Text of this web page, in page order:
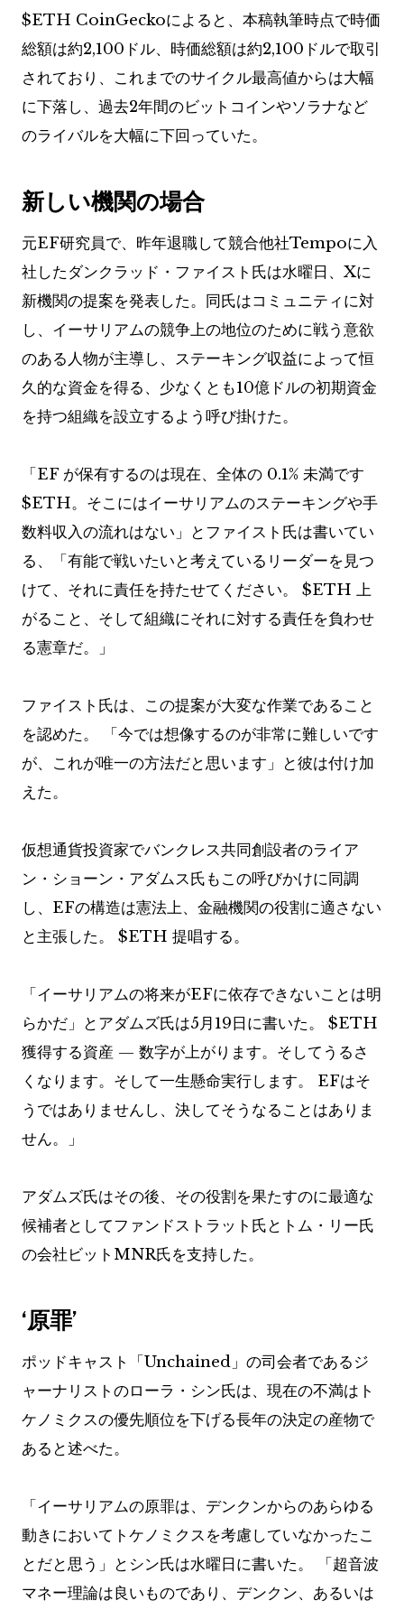
$ETH CoinGeckoによると、本稿執筆時点で時価
総額は約2,100ドル、時価総額は約2,100ドルで取引
されており、これまでのサイクル最高値からは大幅
に下落し、過去2年間のビットコインやソラナなど
のライバルを大幅に下回っていた。
新しい機関の場合
元EF研究員で、昨年退職して競合他社Tempoに入
社したダンクラッド・ファイスト氏は水曜日、Xに
新機関の提案を発表した。同氏はコミュニティに対
し、イーサリアムの競争上の地位のために戦う意欲
のある人物が主導し、ステーキング収益によって恒
久的な資金を得る、少なくとも10億ドルの初期資金
を持つ組織を設立するよう呼び掛けた。
「EF が保有するのは現在、全体の 0.1% 未満です
$ETH。そこにはイーサリアムのステーキングや手
数料収入の流れはない」とファイスト氏は書いてい
る、「有能で戦いたいと考えているリーダーを見つ
けて、それに責任を持たせてください。 $ETH 上
がること、そして組織にそれに対する責任を負わせ
る憲章だ。」
ファイスト氏は、この提案が大変な作業であること
を認めた。 「今では想像するのが非常に難しいです
が、これが唯一の方法だと思います」と彼は付け加
えた。
仮想通貨投資家でバンクレス共同創設者のライア
ン・ショーン・アダムス氏もこの呼びかけに同調
し、EFの構造は憲法上、金融機関の役割に適さない
と主張した。 $ETH 提唱する。
「イーサリアムの将来がEFに依存できないことは明
らかだ」とアダムズ氏は5月19日に書いた。 $ETH
獲得する資産 — 数字が上がります。そしてうるさ
くなります。そして一生懸命実行します。 EFはそ
うではありませんし、決してそうなることはありま
せん。」
アダムズ氏はその後、その役割を果たすのに最適な
候補者としてファンドストラット氏とトム・リー氏
の会社ビットMNR氏を支持した。
‘原罪’
ポッドキャスト「Unchained」の司会者であるジ
ャーナリストのローラ・シン氏は、現在の不満はト
ケノミクスの優先順位を下げる長年の決定の産物で
あると述べた。
「イーサリアムの原罪は、デンクンからのあらゆる
動きにおいてトケノミクスを考慮していなかったこ
とだと思う」とシン氏は水曜日に書いた。 「超音波
マネー理論は良いものであり、デンクン、あるいは